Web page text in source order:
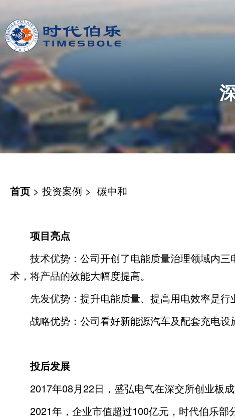
首页 > 投资案例 > 碳中和
项目亮点
技术优势：公司开创了电能质量治理领域内
术，将产品的效能大幅度提高。
先发优势：提升电能质量、提高用电效率是
战略优势：公司看好新能源汽车及配套充电
投后发展
2017年08月22日，盛弘电气在深交所创业板成
2021年，企业市值超过100亿元，时代伯乐部